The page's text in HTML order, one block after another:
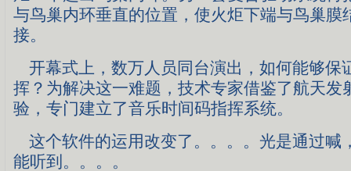
与鸟巢内环垂直的位置，使火炬下端与鸟巢膜
接。
开幕式上，数万人员同台演出，如何能够保
挥？为解决这一难题，技术专家借鉴了航天发
验，专门建立了音乐时间码指挥系统。
这个软件的运用改变了。。。。光是通过喊
能听到。。。。